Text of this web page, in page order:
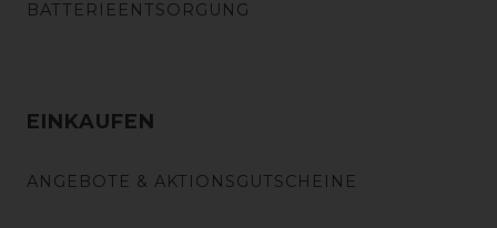
BATTERIEENTSORGUNG
EINKAUFEN
ANGEBOTE & AKTIONSGUTSCHEINE